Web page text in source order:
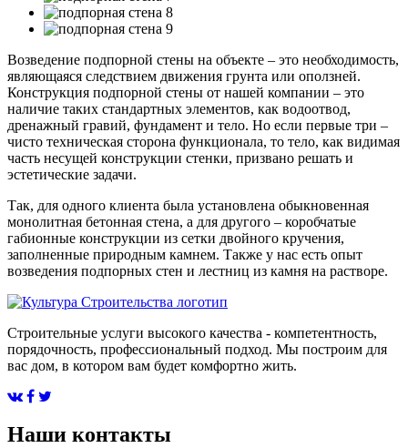
Возведение подпорной стены на объекте – это необходимость,
являющаяся следствием движения грунта или оползней.
Конструкция подпорной стены от нашей компании – это
наличие таких стандартных элементов, как водоотвод,
дренажный гравий, фундамент и тело. Но если первые три –
чисто техническая сторона функционала, то тело, как видимая
часть несущей конструкции стенки, призвано решать и
эстетические задачи.
Так, для одного клиента была установлена обыкновенная
монолитная бетонная стена, а для другого – коробчатые
габионные конструкции из сетки двойного кручения,
заполненные природным камнем. Также у нас есть опыт
возведения подпорных стен и лестниц из камня на растворе.
Строительные услуги высокого качества - компетентность,
порядочность, профессиональный подход. Мы построим для
вас дом, в котором вам будет комфортно жить.
Наши контакты